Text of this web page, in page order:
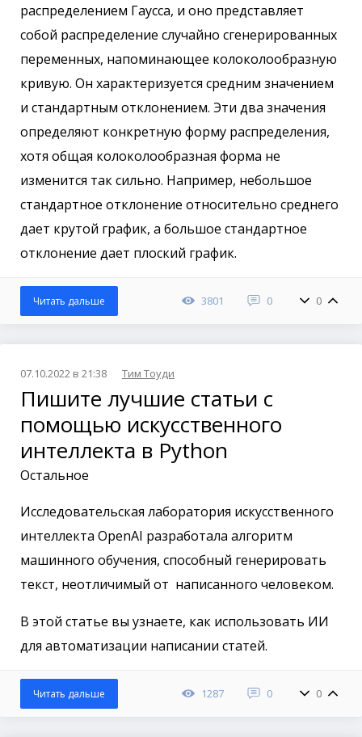
распределением Гаусса, и оно представляет
собой распределение случайно сгенерированных
переменных, напоминающее колоколообразную
кривую. Он характеризуется средним значением
и стандартным отклонением. Эти два значения
определяют конкретную форму распределения,
хотя общая колоколообразная форма не
изменится так сильно. Например, небольшое
стандартное отклонение относительно среднего
дает крутой график, а большое стандартное
отклонение дает плоский график.
3801 0 0
Читать дальше
07.10.2022 в 21:38 Тим Тоуди
Пишите лучшие статьи с
помощью искусственного
интеллекта в Python
Остальное
Исследовательская лаборатория искусственного
интеллекта OpenAI разработала алгоритм
машинного обучения, способный генерировать
текст, неотличимый от написанного человеком.
В этой статье вы узнаете, как использовать ИИ
для автоматизации написании статей.
1287 0 0
Читать дальше